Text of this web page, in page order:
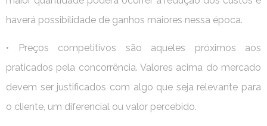
haverá possibilidade de ganhos maiores nessa época.
• Preços competitivos são aqueles próximos aos
praticados pela concorrência. Valores acima do mercado
devem ser justificados com algo que seja relevante para
o cliente, um diferencial ou valor percebido.